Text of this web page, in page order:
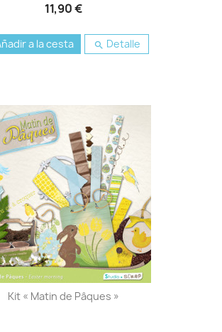
11,90 €
a la cesta  Detalle
Kit « Matin de Pâques »